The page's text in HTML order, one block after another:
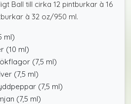
Ball till cirka 12 pintburkar à 16
à 32 oz/950 ml.
ml)
(10 ml)
(7,5 ml)
(7,5 ml)
(7,5 ml)
(7,5 ml)